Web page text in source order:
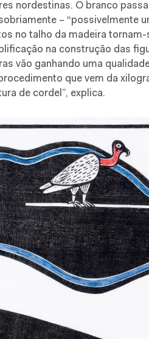
nordestinas. O branco
– “possivelmente
no talho da madeira
na construção das
vão ganhando uma
que vem da
de cordel”, explica.